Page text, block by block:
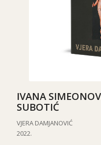
IVANA
SUBOTIĆ
VJERA DAMJANOVIĆ
2022.